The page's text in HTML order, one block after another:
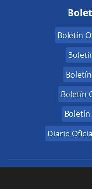
Boletín
Boletín
Boletín
Diario